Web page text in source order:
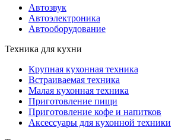
Автозвук
Автоэлектроника
Автооборудование
Техника для кухни
Крупная кухонная техника
Встраиваемая техника
Малая кухонная техника
Приготовление пищи
Приготовление кофе и напитков
Аксессуары для кухонной техники